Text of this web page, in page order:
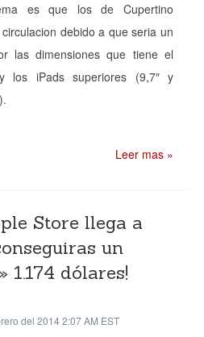
es que los de Cupertino
debido a que seria un
las dimensiones que tiene el
los iPads superiores (9,7″ y
Leer mas »
Store llega a
un
1.174 dólares!
del 2014 2:07 AM EST